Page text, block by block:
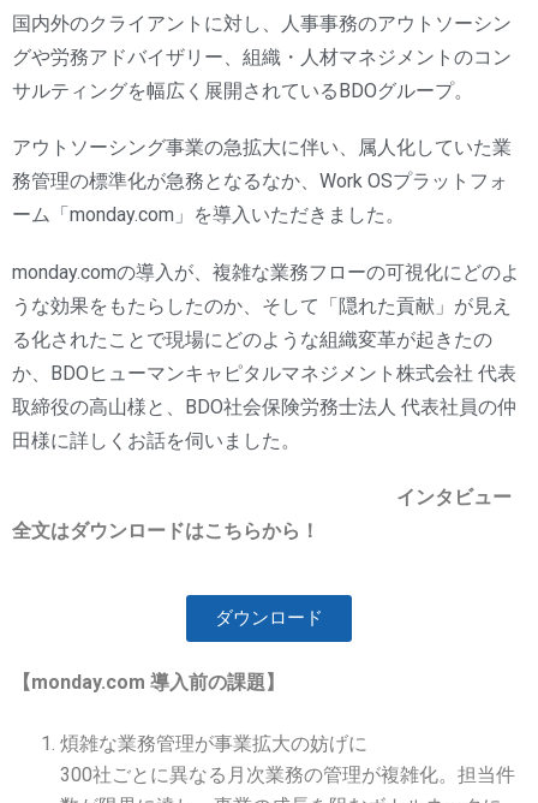
国内外のクライアントに対し、人事事務のアウトソーシン
グや労務アドバイザリー、組織・人材マネジメントのコン
サルティングを幅広く展開されているBDOグループ。
アウトソーシング事業の急拡大に伴い、属人化していた業
務管理の標準化が急務となるなか、Work OSプラットフォ
ーム「monday.com」を導入いただきました。
monday.comの導入が、複雑な業務フローの可視化にどのよ
うな効果をもたらしたのか、そして「隠れた貢献」が見え
る化されたことで現場にどのような組織変革が起きたの
か、BDOヒューマンキャピタルマネジメント株式会社 代表
取締役の高山様と、BDO社会保険労務士法人 代表社員の仲
田様に詳しくお話を伺いました。
インタビュー
全文はダウンロードはこちらから！
ダウンロード
【monday.com 導入前の課題】
煩雑な業務管理が事業拡大の妨げに
300社ごとに異なる月次業務の管理が複雑化。担当件